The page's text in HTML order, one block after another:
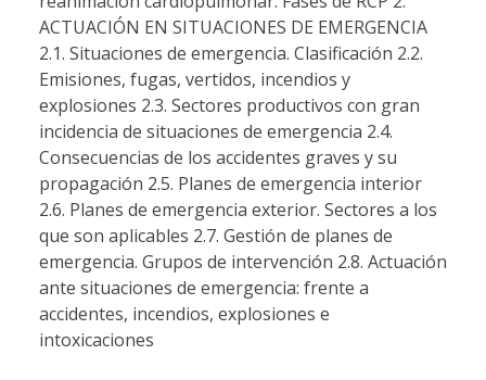
ACTUACIÓN EN SITUACIONES DE EMERGENCIA
2.1. Situaciones de emergencia. Clasificación 2.2.
Emisiones, fugas, vertidos, incendios y
explosiones 2.3. Sectores productivos con gran
incidencia de situaciones de emergencia 2.4.
Consecuencias de los accidentes graves y su
propagación 2.5. Planes de emergencia interior
2.6. Planes de emergencia exterior. Sectores a los
que son aplicables 2.7. Gestión de planes de
emergencia. Grupos de intervención 2.8. Actuación
ante situaciones de emergencia: frente a
accidentes, incendios, explosiones e
intoxicaciones